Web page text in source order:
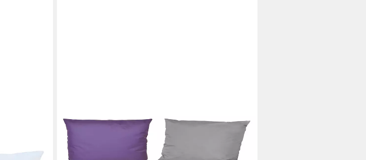
JACK
Dekokissen JACK 4x Outdoor Lounge Kissen 30x50cm
Dekokissen Lotus viele Farben, mit Lotus-Effekt, Robust,
Strapazierfähig, für Innen & Außen geeignet